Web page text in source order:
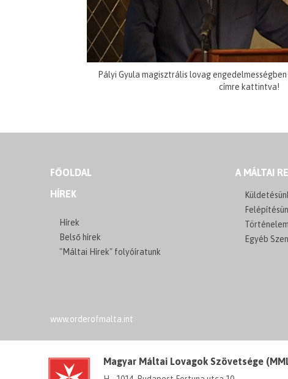
Pályi Gyula magisztrális lovag
címre kattintva!
FŐOLDAL
HÍREK
Hírek
Belső hírek
"Máltai Hírek" folyóíratunk
A MÁLTAI
Történelem
Egyéb
www.orderofmalta.int
Magyar Máltai Lovagok Szövetsége